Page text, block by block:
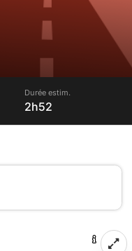
Durée estim.
2h52